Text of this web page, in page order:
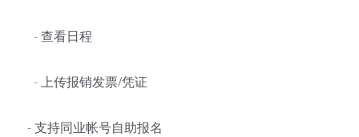
- 查看日程
- 上传报销发票/凭证
- 支持同业帐号自助报名